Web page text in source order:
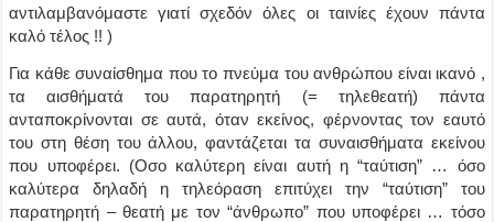
αντιλαμβανόμαστε γιατί σχεδόν όλες οι ταινίες έχουν πάντα
καλό τέλος !! )
Για κάθε συναίσθημα που το πνεύμα του ανθρώπου είναι ικανό ,
τα αισθήματά του παρατηρητή (= τηλεθεατή) πάντα
ανταποκρίνονται σε αυτά, όταν εκείνος, φέρνοντας τον εαυτό
του στη θέση του άλλου, φαντάζεται τα συναισθήματα εκείνου
που υποφέρει. (Οσο καλύτερη είναι αυτή η “ταύτιση” … όσο
καλύτερα δηλαδή η τηλεόραση επιτύχει την “ταύτιση” του
παρατηρητή – θεατή με τον “άνθρωπο” που υποφέρει … τόσο